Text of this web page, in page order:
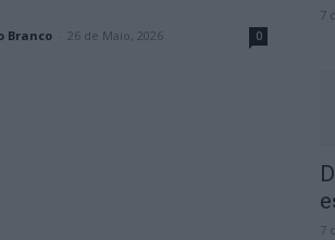
Branco 26 de Maio, 2026 0
7
7